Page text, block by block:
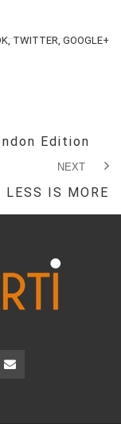
TWITTER, GOOGLE+
Edition
NEXT
IS MORE